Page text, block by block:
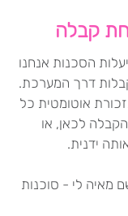
קבלה
הסכנות אנחנו
דרך המערכת.
אוטומטית כל
הקבלה לכאן, או
ידנית.
מאיה לי - סוכנות